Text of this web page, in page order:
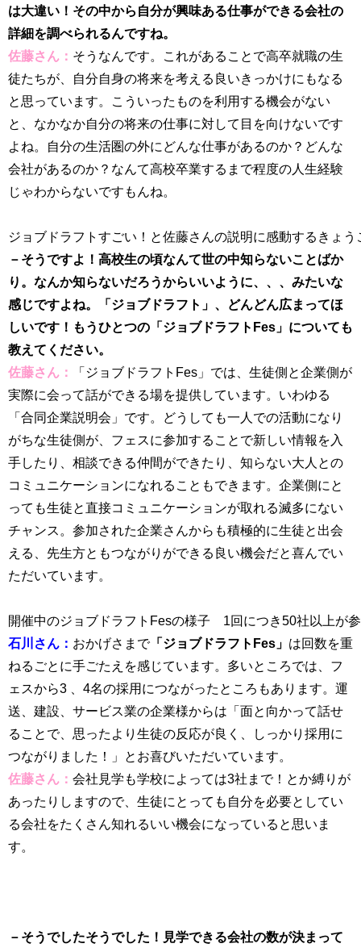
は大違い！その中から自分が興味ある仕事ができる会社の
詳細を調べられるんですね。
佐藤さん： そうなんです。これがあることで高卒就職の生
徒たちが、自分自身の将来を考える良いきっかけにもなる
と思っています。こういったものを利用する機会がない
と、なかなか自分の将来の仕事に対して目を向けないです
よね。自分の生活圏の外にどんな仕事があるのか？どんな
会社があるのか？なんて高校卒業するまで程度の人生経験
じゃわからないですもんね。
ジョブドラフトすごい！と佐藤さんの説明に感動するきょう
－そうですよ！高校生の頃なんて世の中知らないことばか
り。なんか知らないだろうからいいように、、、みたいな
感じですよね。「ジョブドラフト」、どんどん広まってほ
しいです！もうひとつの「ジョブドラフトFes」についても
教えてください。
佐藤さん：
「ジョブドラフトFes」では、生徒側と企業側が
実際に会って話ができる場を提供しています。いわゆる
「合同企業説明会」です。どうしても一人での活動になり
がちな生徒側が、フェスに参加することで新しい情報を入
手したり、相談できる仲間ができたり、 知らない大人との
コミュニケーションになれることもできます。企業側にと
っても生徒と直接コミュニケーションが取れる滅多にない
チャンス。参加された企業さんからも積極的に生徒と出会
える、先生方ともつながりができる良い機会だと喜んでい
ただいています。
開催中のジョブドラフトFesの様子 1回につき50社以上が
石川さん： おかげさまで「ジョブドラフトFes」 は回数を重
ねるごとに手ごたえを感じています。多いところでは、フ
ェスから3 、4名の採用につながったところもあります。運
送、建設、サービス業の企業様からは「面と向かって話せ
ることで、思ったより生徒の反応が良く、しっかり採用に
つながりました！」とお喜びいただいています。
佐藤さん： 会社見学も学校によっては3社まで！とか縛りが
あったりしますので、生徒にとっても自分を必要としてい
る会社をたくさん知れるいい機会になっていると思いま
す。
－そうでしたそうでした！見学できる会社の数が決まって